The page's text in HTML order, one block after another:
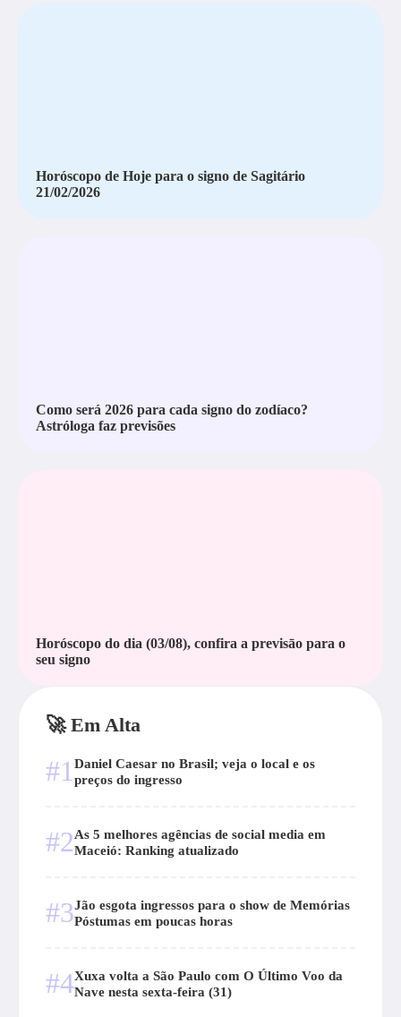
Horóscopo de Hoje para o signo de Sagitário
21/02/2026
Como será 2026 para cada signo do zodíaco?
Astróloga faz previsões
Horóscopo do dia (03/08), confira a previsāo para o
seu signo
🚀 Em Alta
#1 Daniel Caesar no Brasil; veja o local e os
preços do ingresso
#2As 5 melhores agências de social media em
Maceió: Ranking atualizado
#3Jão esgota ingressos para o show de Memórias
Póstumas em poucas horas
#4Xuxa volta a São Paulo com O Último Voo da
Nave nesta sexta-feira (31)